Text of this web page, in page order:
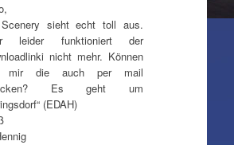
sieht echt toll aus.
leider funktioniert der
nicht mehr. Können
mir die auch per mail
Es geht um
(EDAH)